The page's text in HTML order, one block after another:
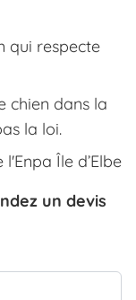
qui respecte
chien dans la
la loi.
l'Enpa Île d’Elbe
un devis